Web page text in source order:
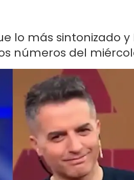
lo más sintonizado
números del